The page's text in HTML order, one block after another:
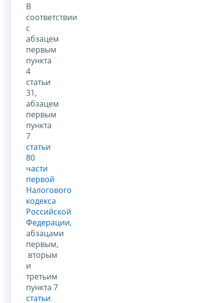
В
соответствии
с
абзацем
первым
пункта
4
статьи
31,
абзацем
первым
пункта
7
статьи
80
части
первой
Налогового
кодекса
Российской
Федерации,
абзацами
первым,
вторым
и
третьим
пункта 7
статьи